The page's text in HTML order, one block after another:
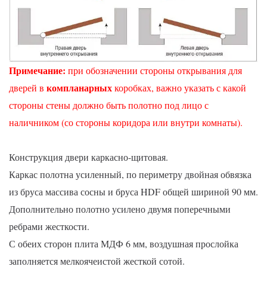
Примечание: при обозначении стороны открывания для
дверей в компланарныхкоробках, важно указать с какой
стороны стены должно быть полотно под лицо с
наличником (со стороны коридора или внутри комнаты).
Конструкция двери каркасно-щитовая.
Каркас полотна усиленный, по периметру двойная обвязка
из бруса массива сосны и бруса HDF общей шириной 90 мм.
Дополнительно полотно усилено двумя поперечными
ребрами жесткости.
С обеих сторон плита МДФ 6 мм, воздушная прослойка
заполняется мелкоячеистой жесткой сотой.